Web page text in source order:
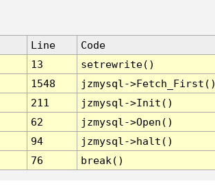
Line
Code
13
setrewrite()
1548
jzmysql-
211
jzmysql->Init()
62
jzmysql->Open()
94
jzmysql->halt()
76 break()